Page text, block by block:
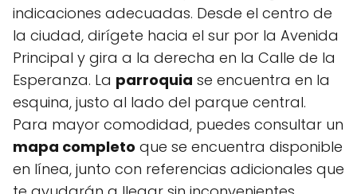
indicaciones adecuadas. Desde el centro de
la ciudad, dirígete hacia el sur por la Avenida
Principal y gira a la derecha en la Calle de la
Esperanza. La parroquia se encuentra en la
esquina, justo al lado del parque central.
Para mayor comodidad, puedes consultar un
mapa completo que se encuentra disponible
en línea, junto con referencias adicionales que